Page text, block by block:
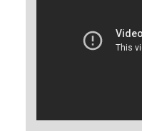
de madeira agora